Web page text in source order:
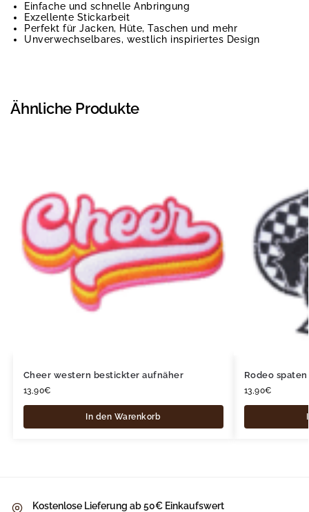
Einfache und schnelle Anbringung
Exzellente Stickarbeit
Perfekt für Jacken, Hüte, Taschen und mehr
Unverwechselbares, westlich inspiriertes Design
Ähnliche Produkte
Cheer western bestickter aufnäher
13,90€
In den Warenkorb
Rodeo
13,90€
Kostenlose Lieferung ab 50€ Einkaufswert